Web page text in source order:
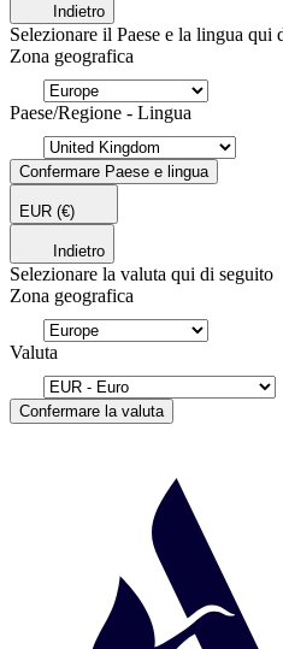
Indietro
Selezionare il Paese e la lingua qui
Zona geografica
Paese/Regione - Lingua
Confermare Paese e lingua
EUR (€)
Indietro
Selezionare la valuta qui di seguito
Zona geografica
Valuta
Confermare la valuta